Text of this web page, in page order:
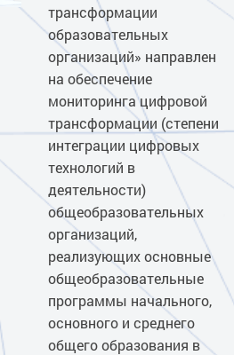
трансформации
образовательных
организаций» направлен
на обеспечение
мониторинга цифровой
трансформации (степени
интеграции цифровых
технологий в
деятельности)
общеобразовательных
организаций,
реализующих основные
общеобразовательные
программы начального,
основного и среднего
общего образования в